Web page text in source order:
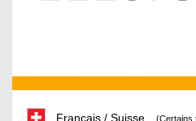
Français / Suisse (Certains